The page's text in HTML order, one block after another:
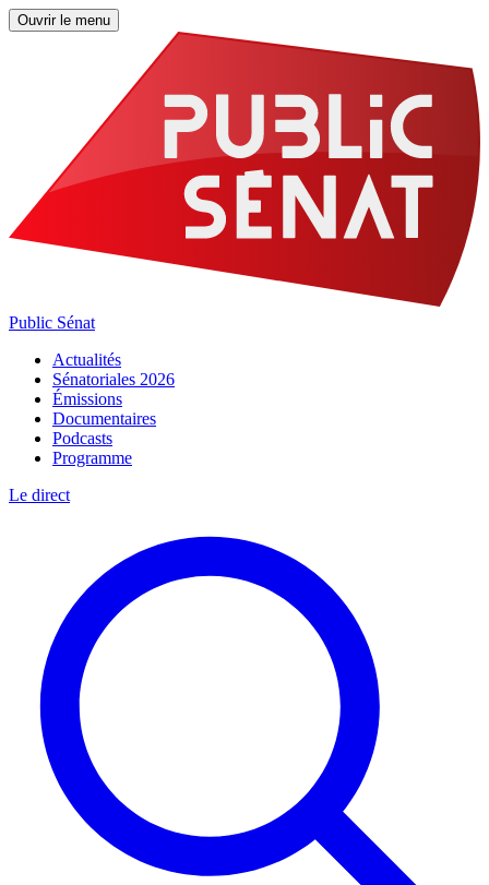
Ouvrir le menu
Public Sénat
Actualités
Sénatoriales 2026
Émissions
Documentaires
Podcasts
Programme
Le direct